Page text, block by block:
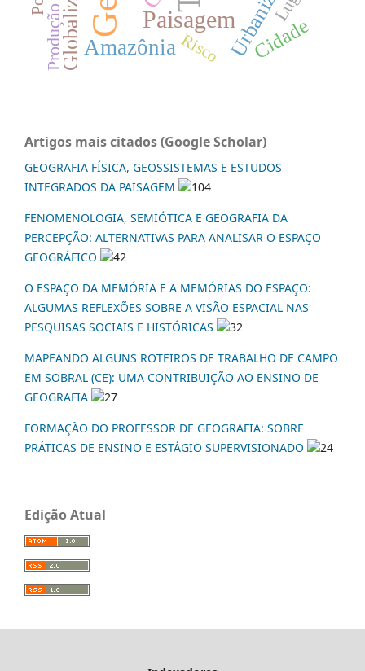
Paisagem
Amazônia Cidade
Risco
Artigos mais citados (Google Scholar)
GEOGRAFIA FÍSICA, GEOSSISTEMAS E ESTUDOS
INTEGRADOS DA PAISAGEM
104
FENOMENOLOGIA, SEMIÓTICA E GEOGRAFIA DA
PERCEPÇÃO: ALTERNATIVAS PARA ANALISAR O ESPAÇO
GEOGRÁFICO
42
O ESPAÇO DA MEMÓRIA E A MEMÓRIAS DO ESPAÇO:
ALGUMAS REFLEXÕES SOBRE A VISÃO ESPACIAL NAS
PESQUISAS SOCIAIS E HISTÓRICAS
32
MAPEANDO ALGUNS ROTEIROS DE TRABALHO DE CAMPO
EM SOBRAL (CE): UMA CONTRIBUIÇÃO AO ENSINO DE
GEOGRAFIA
27
FORMAÇÃO DO PROFESSOR DE GEOGRAFIA: SOBRE
PRÁTICAS DE ENSINO E ESTÁGIO SUPERVISIONADO
24
Edição Atual